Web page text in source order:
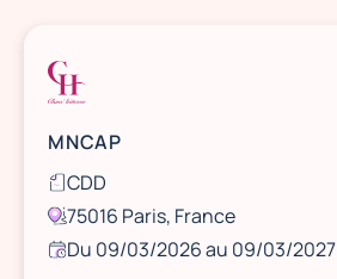
MNCAP
CDD
75016 Paris, France
Du 09/03/2026 au 09/03/2027